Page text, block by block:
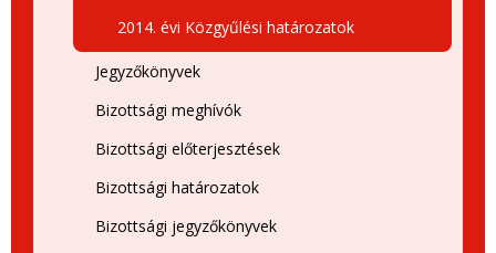
2014. évi Közgyűlési határozatok
Jegyzőkönyvek
Bizottsági meghívók
Bizottsági előterjesztések
Bizottsági határozatok
Bizottsági jegyzőkönyvek